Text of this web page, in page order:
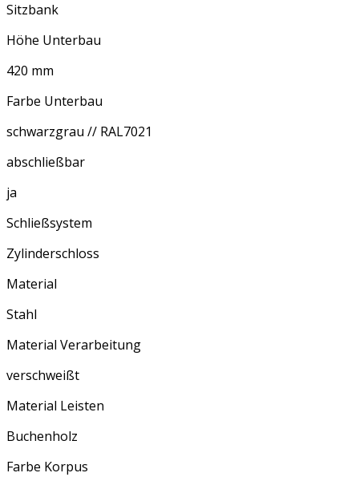
Sitzbank
Höhe Unterbau
420 mm
Farbe Unterbau
schwarzgrau // RAL7021
abschließbar
ja
Schließsystem
Zylinderschloss
Material
Stahl
Material Verarbeitung
verschweißt
Material Leisten
Buchenholz
Farbe Korpus